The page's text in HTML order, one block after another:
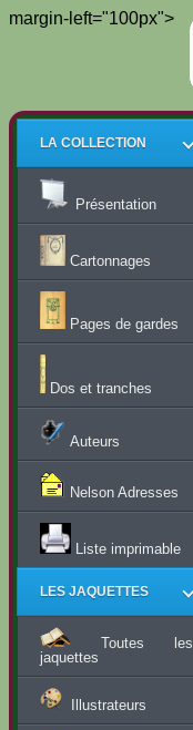
margin-left="100px">
LA COLLECTION
Présentation
Cartonnages
Pages de gardes
Dos et tranches
Auteurs
Nelson Adresses
Liste imprimable
LES JAQUETTES
Toutes les
jaquettes
Illustrateurs